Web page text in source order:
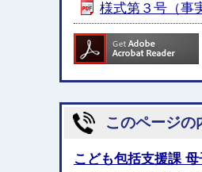
様式第３号（事
このページの
こども包括支援課